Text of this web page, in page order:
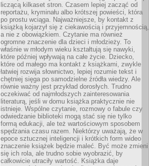
liczącą kilkaset stron. Czasem lepiej zacząć od
reportażu, kryminału albo krótszej powieści, która
po prostu wciąga. Najważniejsze, by kontakt z
książką kojarzył się z ciekawością i przyjemnością,
a nie z obowiązkiem. Czytanie ma również
ogromne znaczenie dla dzieci i młodzieży. To
właśnie w młodym wieku kształtują się nawyki,
które później wpływają na całe życie. Dziecko,
które od małego ma kontakt z książkami, zwykle
łatwiej rozwija słownictwo, lepiej rozumie tekst i
chętniej sięga po samodzielne źródła wiedzy. Ale
równie ważny jest przykład dorosłych. Trudno
oczekiwać od najmłodszych zainteresowania
literaturą, jeśli w domu książka praktycznie nie
istnieje. Wspólne czytanie, rozmowy o fabule czy
odwiedzanie biblioteki mogą stać się nie tylko
formą edukacji, ale też wartościowym sposobem
spędzania czasu razem. Niektórzy uważają, że w
epoce sztucznej inteligencji i krótkich form wideo
znaczenie książek będzie maleć. Być może zmieni
się ich rola, ale trudno sobie wyobrazić, by
całkowicie utraciły wartość. Książka daje